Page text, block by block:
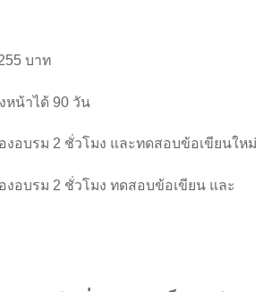
บาท
หน้าได้ 90 วัน
งอบรม 2 ชั่วโมง และทดสอบข้อเขียนใหม่
งอบรม 2 ชั่วโมง ทดสอบข้อเขียน และ